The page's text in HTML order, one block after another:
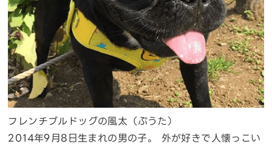
フレンチブルドッグの風太（ぷうた）
2014年9月8日生まれの男の子。 外が好きで人懐っこい